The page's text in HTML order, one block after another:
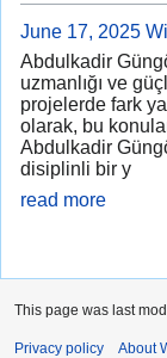
June 17, 2025
Abdulkadir
uzmanlığı ve
projelerde fark
olarak, bu
Abdulkadir
disiplinli bir y
read more
This page was last
Privacy policy About